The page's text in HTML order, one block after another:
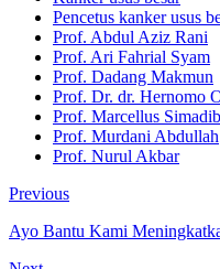
Pencetus kanker usus
Prof. Abdul Aziz Rani
Prof. Ari Fahrial Syam
Prof. Dadang Makmun
Prof. Dr. dr. Hernomo
Prof. Marcellus
Prof. Murdani Abdullah
Prof. Nurul Akbar
Previous
Ayo Bantu Kami